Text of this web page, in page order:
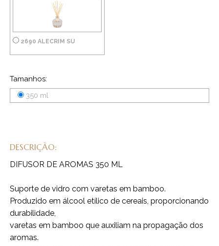
2690 ALECRIM SU
Tamanhos:
350 ml
DESCRIÇÃO:
DIFUSOR DE AROMAS 350 ML
Suporte de vidro com varetas em bamboo.
Produzido em álcool etílico de cereais, proporcionando
durabilidade,
varetas em bamboo que auxiliam na propagação dos
aromas.